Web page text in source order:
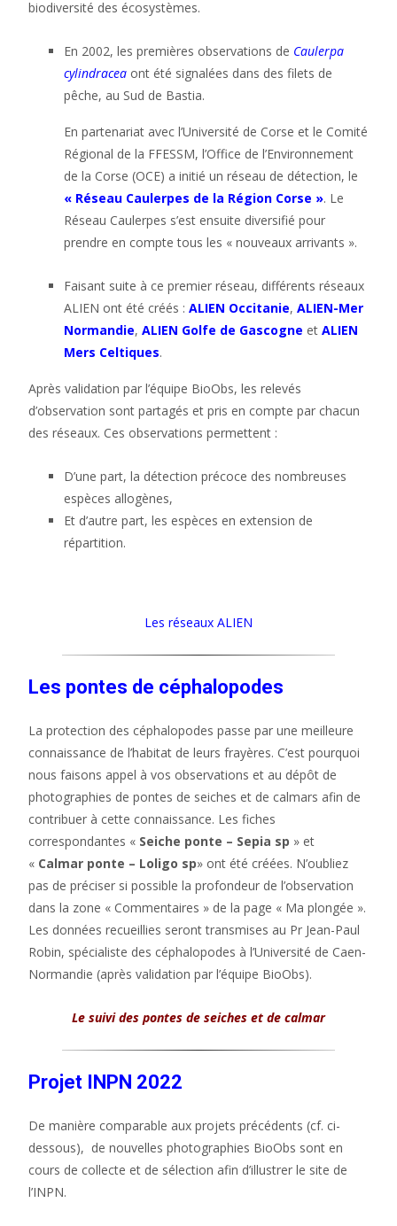
biodiversité des écosystèmes.
En 2002, les premières observations de Caulerpa
cylindracea ont été signalées dans des filets de
pêche, au Sud de Bastia.
En partenariat avec l’Université de Corse et le Comité
Régional de la FFESSM, l’Office de l’Environnement
de la Corse (OCE) a initié un réseau de détection, le
« Réseau Caulerpes de la Région Corse ». Le
Réseau Caulerpes s’est ensuite diversifié pour
prendre en compte tous les « nouveaux arrivants ».
Faisant suite à ce premier réseau, différents réseaux
ALIEN ont été créés : ALIEN Occitanie, ALIEN-Mer
Normandie, ALIEN Golfe de Gascogne et ALIEN
Mers Celtiques.
Après validation par l’équipe BioObs, les relevés
d’observation sont partagés et pris en compte par chacun
des réseaux. Ces observations permettent :
D’une part, la détection précoce des nombreuses
espèces allogènes,
Et d’autre part, les espèces en extension de
répartition.
Les réseaux ALIEN
Les pontes de céphalopodes
La protection des céphalopodes passe par une meilleure
connaissance de l’habitat de leurs frayères. C’est pourquoi
nous faisons appel à vos observations et au dépôt de
photographies de pontes de seiches et de calmars afin de
contribuer à cette connaissance. Les fiches
correspondantes « Seiche ponte – Sepia sp » et
« Calmar ponte – Loligo sp» ont été créées. N’oubliez
pas de préciser si possible la profondeur de l’observation
dans la zone « Commentaires » de la page « Ma plongée ».
Les données recueillies seront transmises au Pr Jean-Paul
Robin, spécialiste des céphalopodes à l’Université de Caen-
Normandie (après validation par l’équipe BioObs).
Le suivi des pontes de seiches et de calmar
Projet INPN 2022
De manière comparable aux projets précédents (cf. ci-
dessous), de nouvelles photographies BioObs sont en
cours de collecte et de sélection afin d’illustrer le site de
l’INPN.